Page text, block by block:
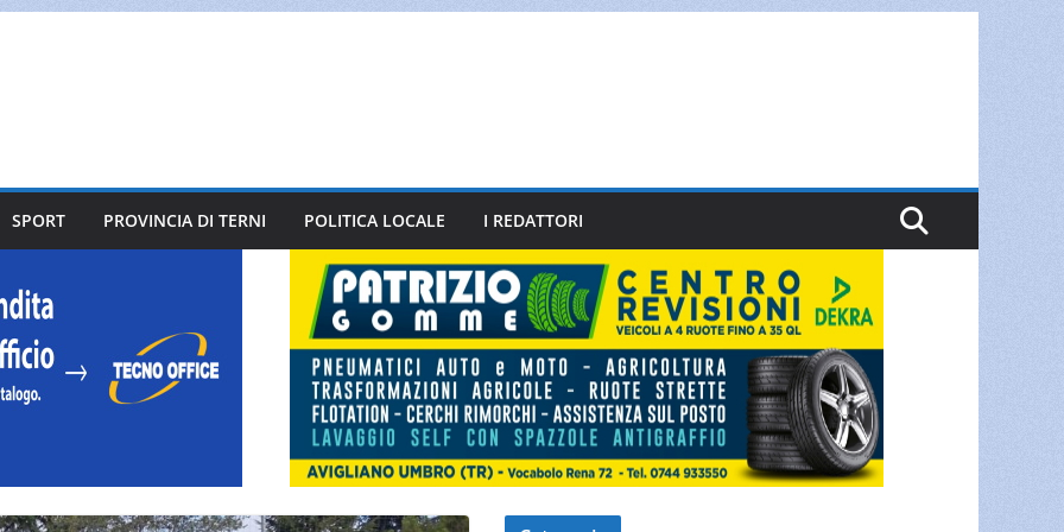
SPORT PROVINCIA DI TERNI POLITICA LOCALE I REDATTORI